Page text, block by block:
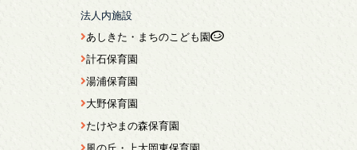
法人内施設
あしきた・まちのこども園
計石保育園
湯浦保育園
大野保育園
たけやまの森保育園